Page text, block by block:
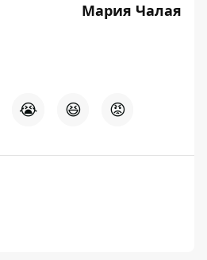
Мария Чалая
😭 😆 😡